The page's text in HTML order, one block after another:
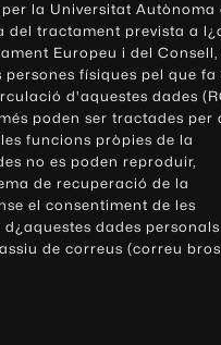
la Universitat Autònoma
del tractament prevista a
Europeu i del Consell,
físiques pel que fa
d'aquestes dades
poden ser tractades per
funcions pròpies de la
no es poden reproduir,
de recuperació de la
el consentiment de les
dades
de correus (correu